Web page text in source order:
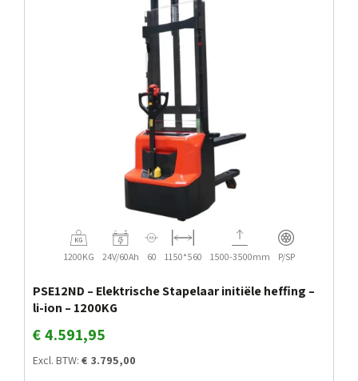
1200KG 24V/60Ah 60 1150*560 1500-3500mm P/SP
PSE12ND – Elektrische Stapelaar initiële heffing –
li-ion – 1200KG
€4.591,95
Excl. BTW: € 3.795,00